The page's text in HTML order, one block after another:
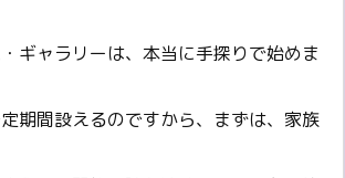
ギャラリーは、本当に手探りで始めま
期間設えるのですから、まずは、家族